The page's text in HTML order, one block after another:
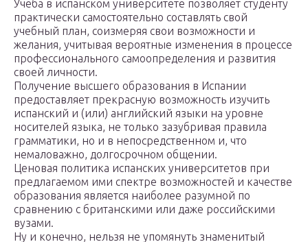
Учеба в испанском университете позволяет студенту
практически самостоятельно составлять свой
учебный план, соизмеряя свои возможности и
желания, учитывая вероятные изменения в процессе
профессионального самоопределения и развития
своей личности.
Получение высшего образования в Испании
предоставляет прекрасную возможность изучить
испанский и (или) английский языки на уровне
носителей языка, не только зазубривая правила
грамматики, но и в непосредственном и, что
немаловажно, долгосрочном общении.
Ценовая политика испанских университетов при
предлагаемом ими спектре возможностей и качестве
образования является наиболее разумной по
сравнению с британскими или даже российскими
вузами.
Ну и конечно, нельзя не упомянуть знаменитый